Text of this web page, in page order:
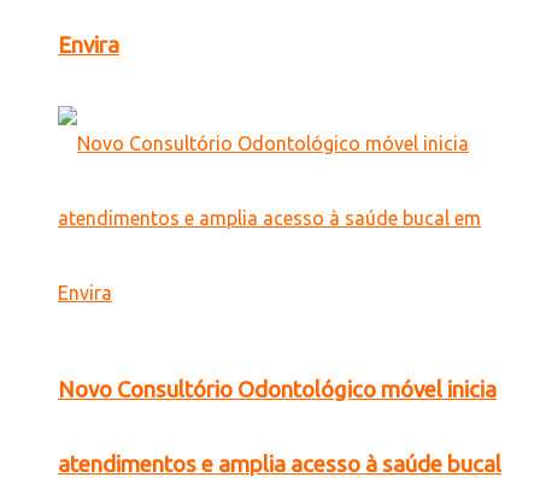
Envira
Novo Consultório Odontológico móvel inicia
atendimentos e amplia acesso à saúde bucal